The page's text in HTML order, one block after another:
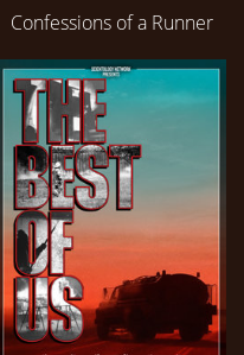
Confessions of a Runner